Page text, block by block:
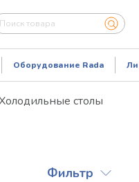
Оборудование Rada
столы
Фильтр